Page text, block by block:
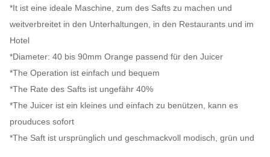
*It ist eine ideale Maschine, zum des Safts zu machen und
weitverbreitet in den Unterhaltungen, in den Restaurants und im
Hotel
*Diameter: 40 bis 90mm Orange passend für den Juicer
*The Operation ist einfach und bequem
*The Rate des Safts ist ungefähr 40%
*The Juicer ist ein kleines und einfach zu benützen, kann es
prouduces sofort
*The Saft ist ursprünglich und geschmackvoll modisch, grün und